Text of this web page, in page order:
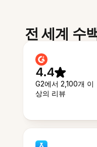
전 세계 수
4.4
G2에서 2,100개 이
상의 리뷰